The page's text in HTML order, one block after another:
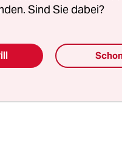
Sind Sie dabei?